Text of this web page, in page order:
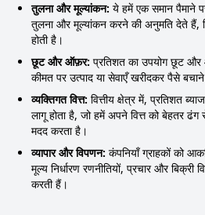
तुलना और मूल्यांकन: ये हमें एक समान पैमाने
तुलना और मूल्यांकन करने की अनुमति देते हैं,
होती है।
छूट और ऑफ़र: प्रतिशत का उपयोग छूट
कीमत पर उत्पाद या सेवाएँ खरीदकर पैसे
व्यक्तिगत वित्त: वित्तीय क्षेत्र में, प्रतिशत
लागू होता है, जो हमें अपने वित्त को बेहतर
मदद करता है।
व्यापार और विपणन: कंपनियाँ ग्राहकों को
मूल्य निर्धारण रणनीतियों, प्रचार और
करती हैं।